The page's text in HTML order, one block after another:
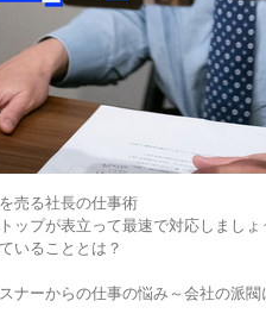
売る社長の仕事術
ップが表立って最速で対応しまし
いることとは？
ナーからの仕事の悩み～会社の派